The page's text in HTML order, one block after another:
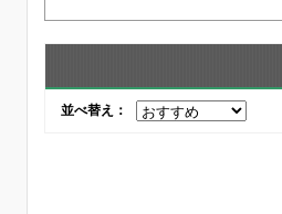
並べ替え：